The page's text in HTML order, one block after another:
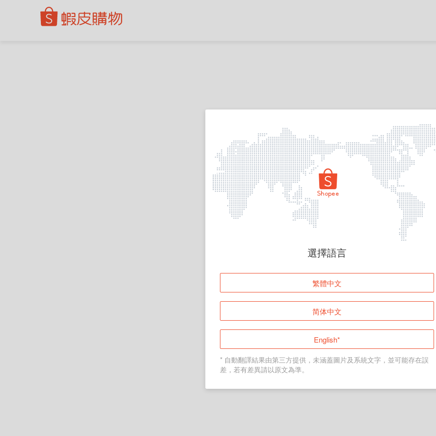
頁面無法顯示
登入
返回首頁
選擇語言
繁體中文
简体中文
English*
* 自動翻譯結果由第三方提供，未涵蓋圖片及系統文字，並可能存在誤
差，若有差異請以原文為準。